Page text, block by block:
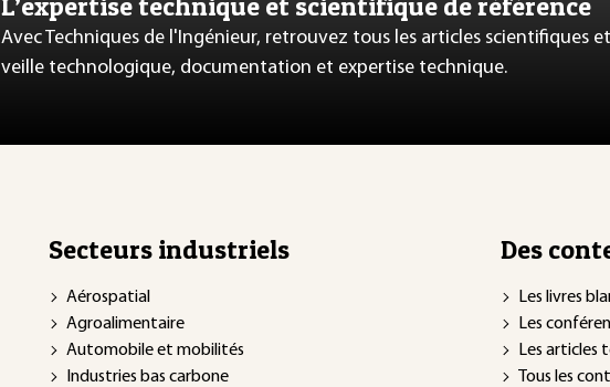
Avec Techniques de l'Ingénieur, retrouvez tous les articles scientifiques
veille technologique, documentation et expertise technique.
Secteurs industriels
Aérospatial
Agroalimentaire
Automobile et mobilités
Industries bas carbone
Des
Les livres
Les
Les articles
Tous les